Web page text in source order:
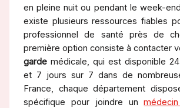
en pleine nuit ou pendant le week-
existe plusieurs ressources fiables
professionnel de santé près de
première option consiste à contacter
gardemédicale, qui est disponible
et 7 jours sur 7 dans de
France, chaque département
spécifique pour joindre un